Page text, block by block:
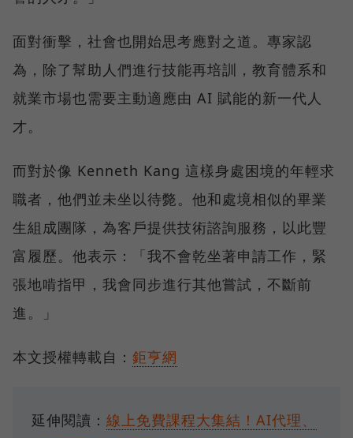
面對衝擊，社會也開始思考應對之道。專家認
為，除了幫助人們進行技能再培訓，教育體系和
就業市場也需要主動適應由 AI 賦能的新一代人
才。
而對於像 Kenneth Kang 這樣身處困境的年輕求
職者，他們並未坐以待斃。他和處境相似的畢業
生組成團隊，為客戶提供技術諮詢服務，以此豐
富履歷。他表示：「我不會乾坐著申請工作，緊
張地啃指甲，我會同步進行其他嘗試，不斷前
進。」
本文授權轉載自： 鉅亨網
延伸閱讀： 線上免費課程大集結！AI代理、